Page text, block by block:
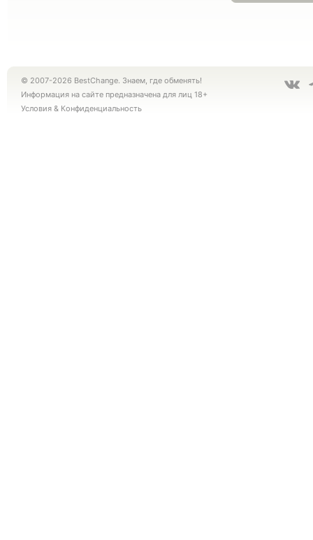
© 2007-2026 BestChange. Знаем, где обменять!
Информация на сайте предназначена для лиц 18+
Условия & Конфиденциальность